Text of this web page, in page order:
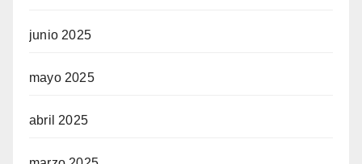
junio 2025
mayo 2025
abril 2025